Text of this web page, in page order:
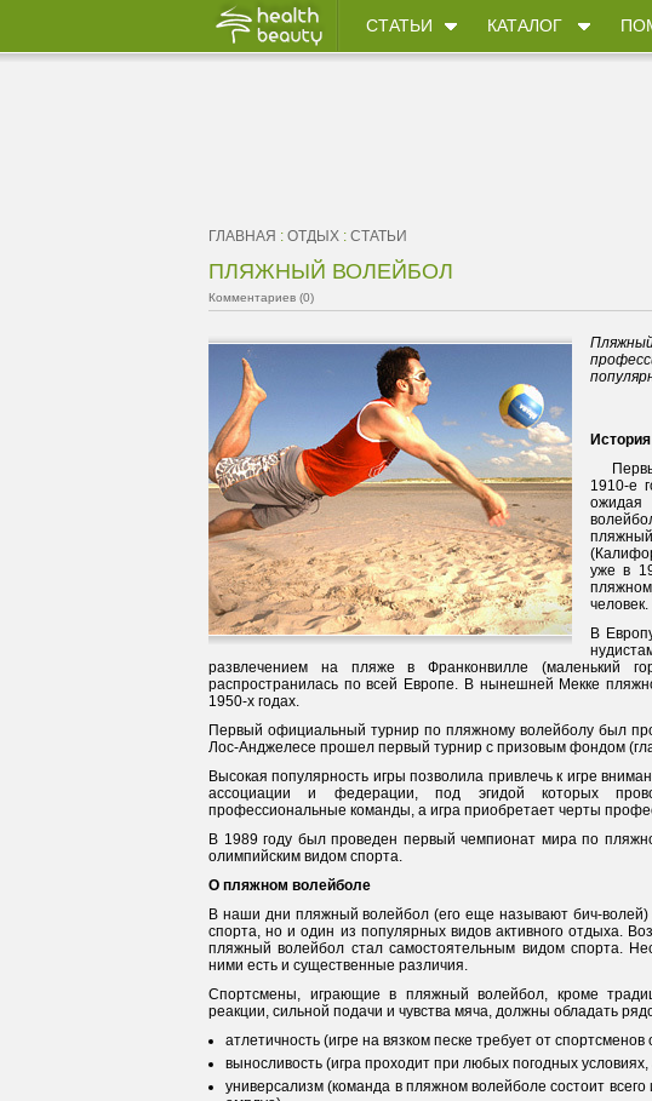
СТАТЬИ КАТАЛОГ
ГЛАВНАЯ : ОТДЫХ : СТАТЬИ
ПЛЯЖНЫЙ ВОЛЕЙБОЛ
Комментариев (0)
История
1910-е
ожидая
уже в
человек.
В
развлечением на пляже в Франконвилле (маленький
распространилась по всей Европе. В нынешней Мекке
1950-х годах.
Первый официальный турнир по пляжному волейболу был
Лос-Анджелесе прошел первый турнир с призовым фондом
Высокая популярность игры позволила привлечь к игре
ассоциации и федерации, под эгидой которых
профессиональные команды, а игра приобретает черты
В 1989 году был проведен первый чемпионат мира по
олимпийским видом спорта.
О пляжном волейболе
В наши дни пляжный волейбол (его еще называют бич-
спорта, но и один из популярных видов активного отдыха.
пляжный волейбол стал самостоятельным видом спорта.
ними есть и существенные различия.
Спортсмены, играющие в пляжный волейбол, кроме
реакции, сильной подачи и чувства мяча, должны обладать
атлетичность (игре на вязком песке требует от
выносливость (игра проходит при любых погодных
универсализм (команда в пляжном волейболе состоит всего